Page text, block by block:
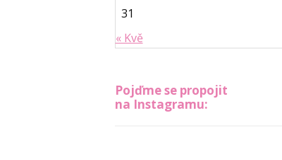
31
« Kvě
Pojďme se propojit
na Instagramu: